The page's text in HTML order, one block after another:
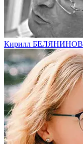
Кирилл БЕЛЯНИНОВ